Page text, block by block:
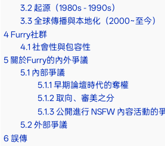
3.2起源（1980s - 1990s）
3.3全球傳播與本地化（2000~至今）
4 Furry社群
4.1 社會性與包容性
5 關於Furry的內外爭議
5.1 內部爭議
5.1.1 早期論壇時代的奪權
5.1.2 取向、審美之分
5.1.3 公開進行 NSFW 內容活動的
5.2外部爭議
6 誤傳